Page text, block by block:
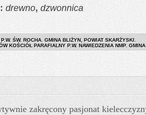
drewno, dzwonnica
ŚW. ROCHA. GMINA BLIŻYN, POWIAT SKARŻYSKI.
KOŚCIÓŁ PARAFIALNY P.W. NAWIEDZENIA NMP.
zakręcony pasjonat